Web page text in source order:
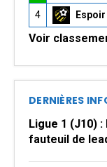
4
Voir
DERNIÈRES
Ligue 1 (J10) :
fauteuil de